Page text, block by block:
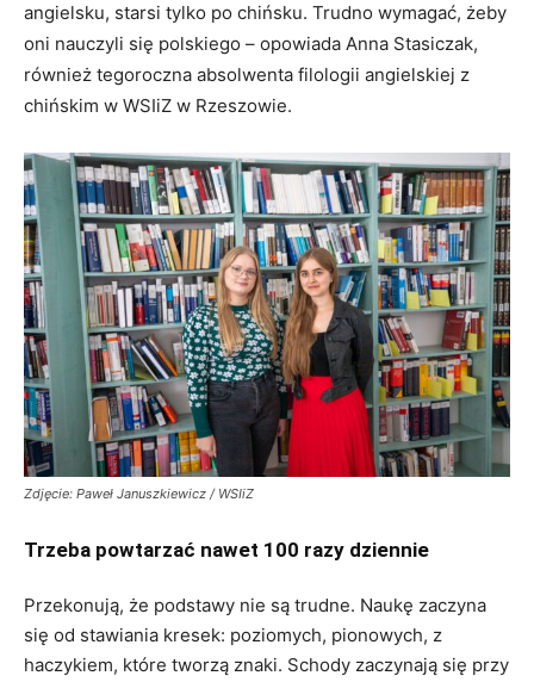
angielsku, starsi tylko po chińsku. Trudno wymagać, żeby
oni nauczyli się polskiego – opowiada Anna Stasiczak,
również tegoroczna absolwenta filologii angielskiej z
chińskim w WSIiZ w Rzeszowie.
Zdjęcie: Paweł Januszkiewicz / WSIiZ
Trzeba powtarzać nawet 100 razy dziennie
Przekonują, że podstawy nie są trudne. Naukę zaczyna
się od stawiania kresek: poziomych, pionowych, z
haczykiem, które tworzą znaki. Schody zaczynają się przy